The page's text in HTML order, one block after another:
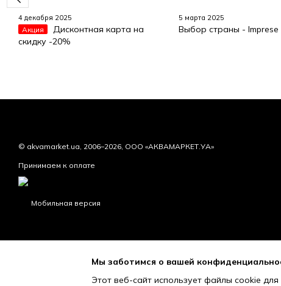
4 декабря 2025
Акция
Дисконтная карта на
скидку -20%
5 марта 2025
Выбор страны - Imprese
© akvamarket.ua, 2006–2026, ООО «АКВАМАРКЕТ.УА»
Принимаем к оплате
Мобильная версия
Мы заботимся о вашей
Этот веб-сайт использует файлы cookie